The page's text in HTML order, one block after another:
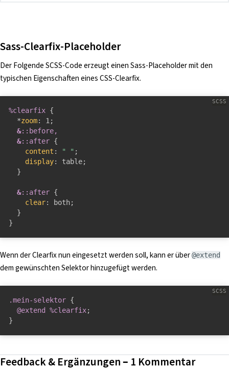
Sass-Clearfix-Placeholder
Der Folgende SCSS-Code erzeugt einen Sass-Placeholder mit den
typischen Eigenschaften eines CSS-Clearfix.
%clearfix {
  *
zoom: 1 ;
&::before,
&::after {
content : " " ;
display: table;
}
&::after {
clear: both;
}
}
Wenn der Clearfix nun eingesetzt werden soll, kann er über@extend
dem gewünschten Selektor hinzugefügt werden.
.mein-selektor {
@extend
%clearfix;
}
Feedback & Ergänzungen – 1 Kommentar